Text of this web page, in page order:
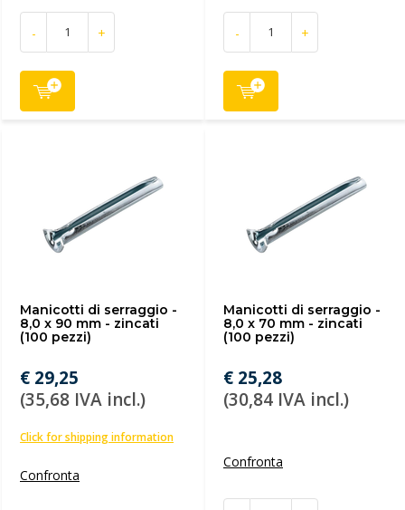
- + - +
Manicotti di serraggio -
8,0 x 90 mm - zincati
(100 pezzi)
€ 29,25
(35,68 IVA incl.)
Click for shipping information
Confronta
Manicotti di serraggio -
8,0 x 70 mm - zincati
(100 pezzi)
€ 25,28
(30,84 IVA incl.)
Confronta